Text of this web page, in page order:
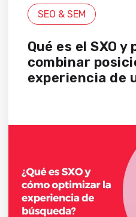
SEO & SEM
Qué es el SXO
combinar
experiencia de